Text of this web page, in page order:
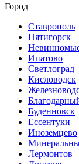
Город
Ставрополь
Пятигорск
Ипатово
Светлоград
Кисловодск
Буденновск
Ессентуки
Иноземцево
Лермонтов